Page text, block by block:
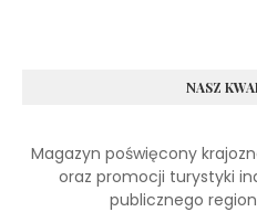
NASZ
Magazyn poświęcony
oraz promocji turystyki
publicznego